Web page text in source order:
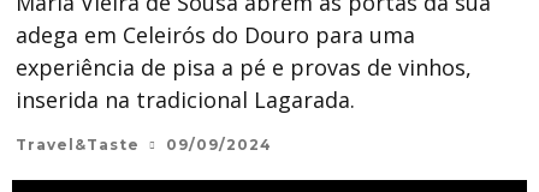
adega em Celeirós do Douro para uma
experiência de pisa a pé e provas de vinhos,
inserida na tradicional Lagarada.
Travel&Taste 09/09/2024